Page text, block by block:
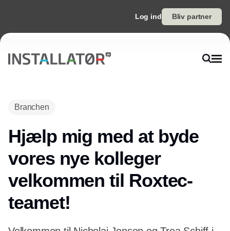
Log ind Bliv partner
Branchen
Hjælp mig med at byde
vores nye kolleger
velkommen til Roxtec-
teamet!